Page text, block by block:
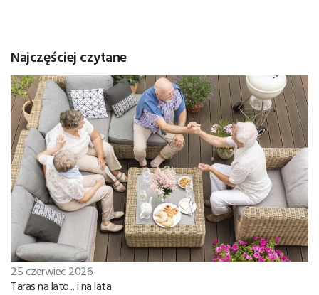
Najczęściej czytane
25 czerwiec 2026
Taras na lato... i na lata